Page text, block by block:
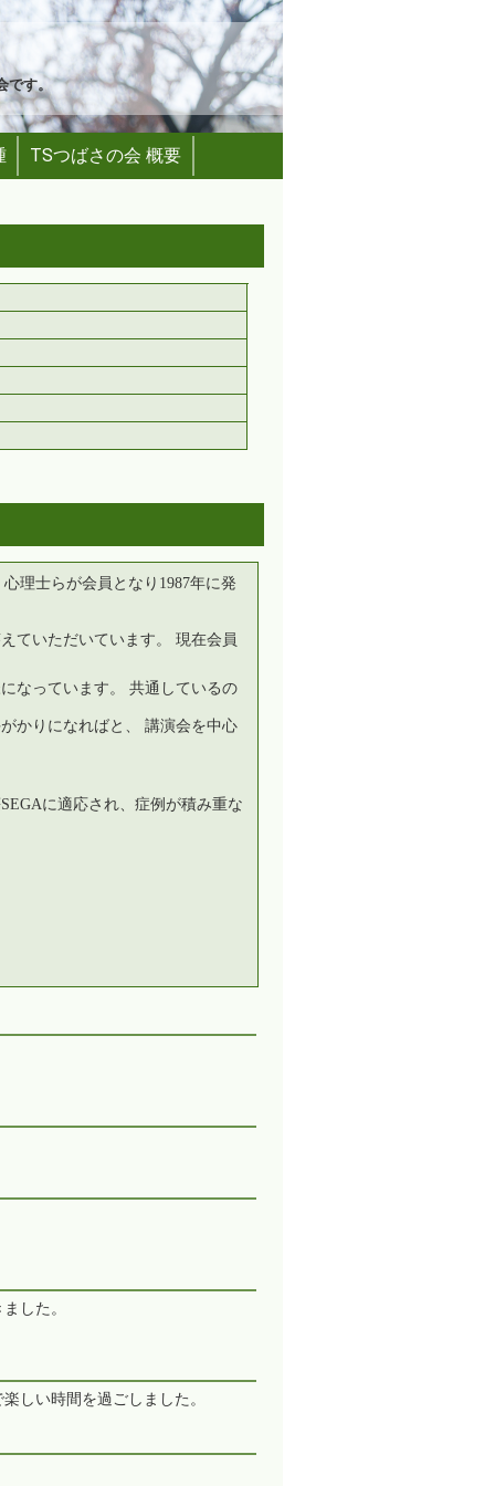
です。
TSつばさの会 概要
理士らが会員となり1987年に発
ていただいています。 現在会員
なっています。 共通しているの
かりになればと、 講演会を中心
に適応され、症例が積み重な
した。
しい時間を過ごしました。